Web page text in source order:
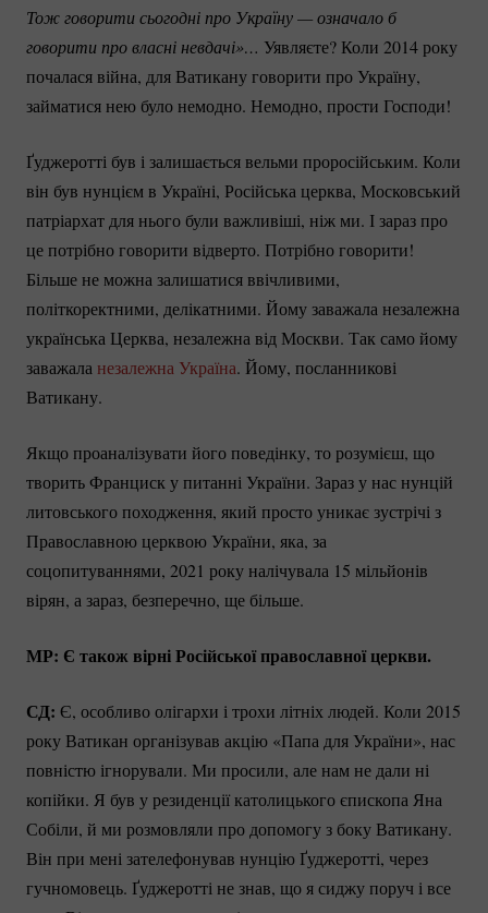
Тож говорити сьогодні про Україну — означало б
говорити про власні невдачі»… Уявляєте? Коли 2014 року
почалася війна, для Ватикану говорити про Україну,
займатися нею було немодно. Немодно, прости Господи!
Ґуджеротті був і залишається вельми проросійським. Коли
він був нунцієм в Україні, Російська церква, Московський
патріархат для нього були важливіші, ніж ми. І зараз про
це потрібно говорити відверто. Потрібно говорити!
Більше не можна залишатися ввічливими,
політкоректними, делікатними. Йому заважала незалежна
українська Церква, незалежна від Москви. Так само йому
заважала незалежна Україна. Йому, посланникові
Ватикану.
Якщо проаналізувати його поведінку, то розумієш, що
творить Франциск у питанні України. Зараз у нас нунцій
литовського походження, який просто уникає зустрічі з
Православною церквою України, яка, за
соцопитуваннями, 2021 року налічувала 15 мільйонів
вірян, а зараз, безперечно, ще більше.
МР: Є також вірні Російської православної церкви.
СД: Є, особливо олігархи і трохи літніх людей. Коли 2015
року Ватикан організував акцію «Папа для України», нас
повністю ігнорували. Ми просили, але нам не дали ні
копійки. Я був у резиденції католицького єпископа Яна
Собіли, й ми розмовляли про допомогу з боку Ватикану.
Він при мені зателефонував нунцію Ґуджеротті, через
гучномовець. Ґуджеротті не знав, що я сиджу поруч і все